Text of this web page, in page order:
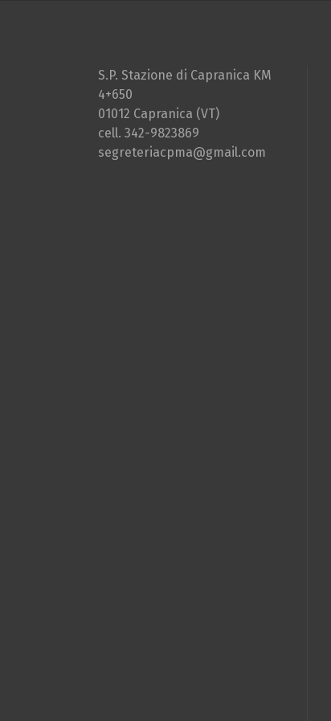
S.P. Stazione di Capranica KM
4+650
01012 Capranica (VT)
cell. 342-9823869
segreteriacpma@gmail.com